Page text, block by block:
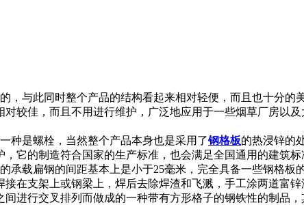
，与此同时整个产品的结构看起来相对轻便，而且也十分
较佳，而且不用进行维护，广泛地应用于一些烟草厂房以
种是螺栓，当然整个产品本身也是采用了钢格板的热浸锌的
它的制造符合国家的生产标准，也会满足全国通用的建筑标
承载扁钢的间距基本上是小于25毫米，完全具备一些钢格
在支架上或钢梁上，焊后去除焊渣和飞溅，手工涂两道富锌
进行交叉排列而做成的一种带有方形格子的钢铁性的制品